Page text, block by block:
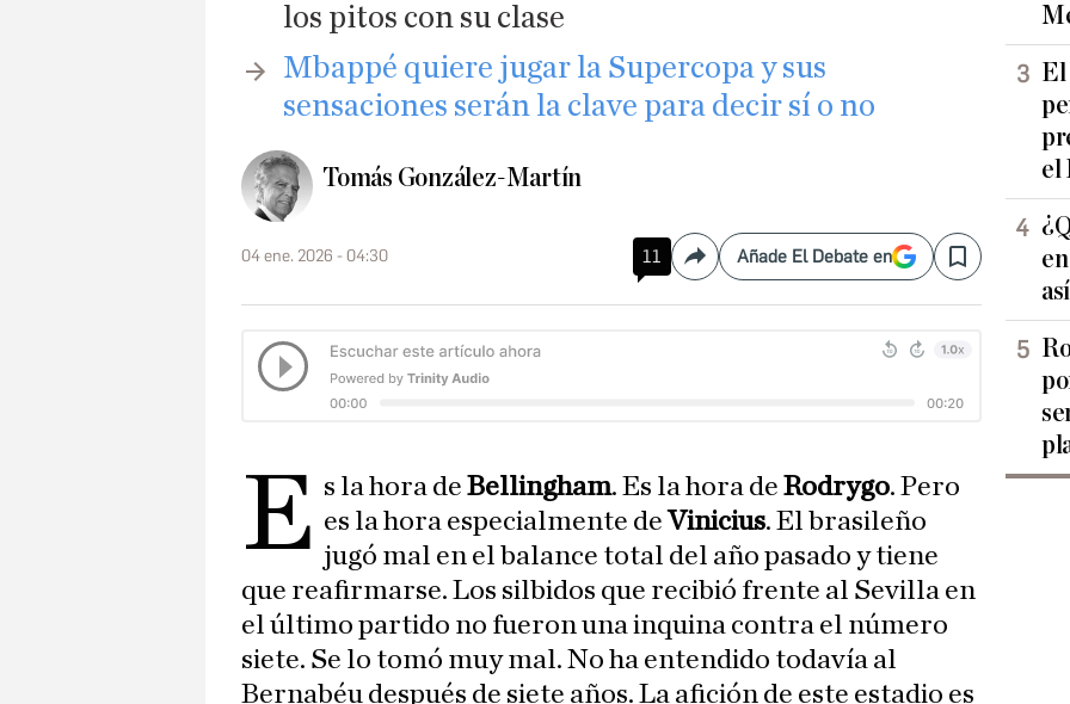
los pitos con su clase
Mbappé quiere jugar la Supercopa y sus
sensaciones serán la clave para decir sí o no
Tomás González-Martín
04 ene. 2026 - 04:30 11 CompartirAñade El Debate en Save
E s la hora deBellingham. Es la hora deRodrygo. Pero
es la hora especialmente deVinicius. El brasileño
jugó mal en el balance total del año pasado y tiene
que reafirmarse. Los silbidos que recibió frente al Sevilla en
el último partido no fueron una inquina contra el número
siete. Se lo tomó muy mal. No ha entendido todavía al
Bernabéu después de siete años. La afición de este estadio es
El
el